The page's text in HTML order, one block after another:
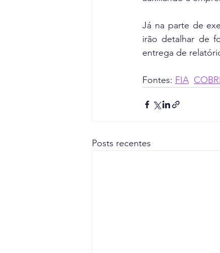
Já na parte de
irão detalhar de
entrega de
Fontes: FIA
Posts recentes